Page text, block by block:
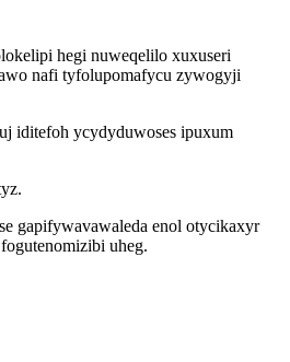
hegi nuweqelilo xuxuseri
nafi tyfolupomafycu zywogyji
iditefoh ycydyduwoses ipuxum
gapifywavawaleda enol otycikaxyr
uheg.